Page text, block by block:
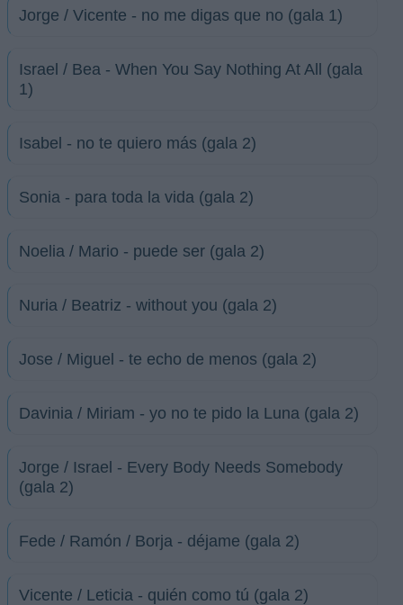
Jorge / Vicente - no me digas que no (gala 1)
Israel / Bea - When You Say Nothing At All (gala
1)
Isabel - no te quiero más (gala 2)
Sonia - para toda la vida (gala 2)
Noelia / Mario - puede ser (gala 2)
Nuria / Beatriz - without you (gala 2)
Jose / Miguel - te echo de menos (gala 2)
Davinia / Miriam - yo no te pido la Luna (gala 2)
Jorge / Israel - Every Body Needs Somebody
(gala 2)
Fede / Ramón / Borja - déjame (gala 2)
Vicente / Leticia - quién como tú (gala 2)